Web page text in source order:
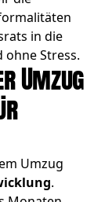
in die
ohne Stress.
Umzug
Umzug
.